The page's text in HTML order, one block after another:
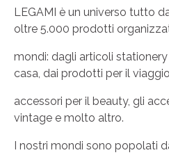
LEGAMI è un universo tutto
oltre 5.000 prodotti
mondi: dagli articoli
casa, dai prodotti per il
accessori per il beauty, gli
vintage e molto altro.
I nostri mondi sono popolati